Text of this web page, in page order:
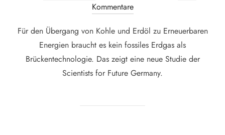
am
Kommentare
Für den Übergang von Kohle und Erdöl zu Erneuerbaren
Energien braucht es kein fossiles Erdgas als
Brückentechnologie. Das zeigt eine neue Studie der
Scientists for Future Germany.